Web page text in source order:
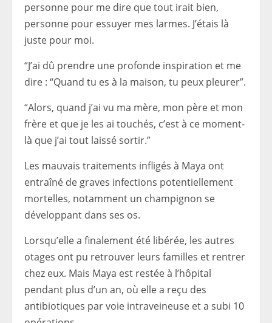
personne pour me dire que tout irait bien,
personne pour essuyer mes larmes. J’étais là
juste pour moi.
“J’ai dû prendre une profonde inspiration et me
dire : “Quand tu es à la maison, tu peux pleurer”.
“Alors, quand j’ai vu ma mère, mon père et mon
frère et que je les ai touchés, c’est à ce moment-
là que j’ai tout laissé sortir.”
Les mauvais traitements infligés à Maya ont
entraîné de graves infections potentiellement
mortelles, notamment un champignon se
développant dans ses os.
Lorsqu’elle a finalement été libérée, les autres
otages ont pu retrouver leurs familles et rentrer
chez eux. Mais Maya est restée à l’hôpital
pendant plus d’un an, où elle a reçu des
antibiotiques par voie intraveineuse et a subi 10